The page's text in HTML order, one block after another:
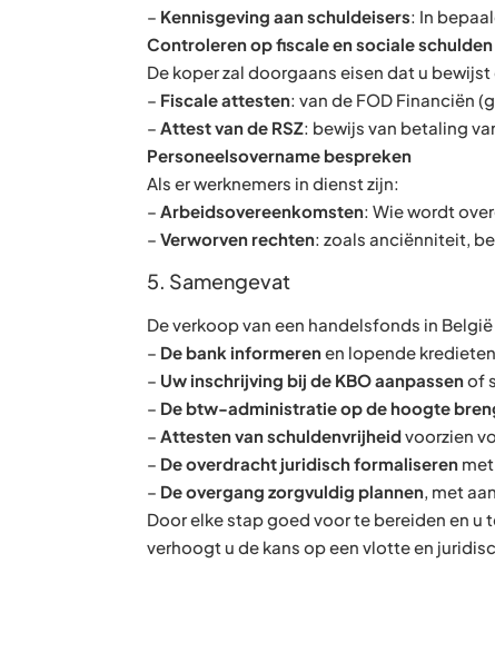
– Kennisgeving aan schuldeisers: In
Controleren op fiscale en sociale schulden
De koper zal doorgaans eisen dat u
– Fiscale attesten: van de FOD Financiën
– Attest van de RSZ: bewijs van betaling
Personeelsovername bespreken
Als er werknemers in dienst zijn:
– Arbeidsovereenkomsten: Wie wordt
– Verworven rechten: zoals anciënniteit,
5. Samengevat
De verkoop van een handelsfonds in
– De bank informerenen lopende
– Uw inschrijving bij de KBO aanpassenof
– De btw-administratie op de hoogte
– Attesten van schuldenvrijheidvoorzien
– De overdracht juridisch formaliseren
– De overgang zorgvuldig plannen, met
Door elke stap goed voor te bereiden en
verhoogt u de kans op een vlotte en